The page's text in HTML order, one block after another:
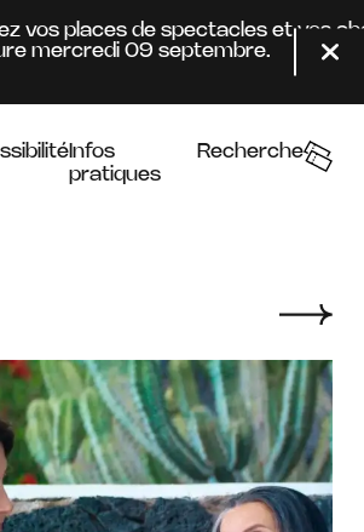
places de spectacles et vos
09 septembre.
Infos
pratiques
Recherche